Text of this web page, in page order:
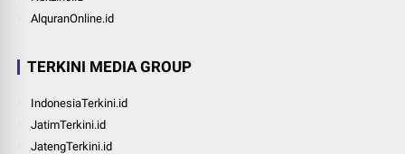
AlquranOnline.id
TERKINI MEDIA GROUP
IndonesiaTerkini.id
JatimTerkini.id
JatengTerkini.id